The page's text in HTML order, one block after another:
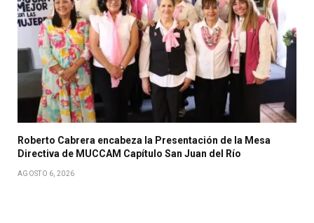
Roberto Cabrera encabeza la Presentación de la Mesa
Directiva de MUCCAM Capítulo San Juan del Río
AGOSTO 6, 2026